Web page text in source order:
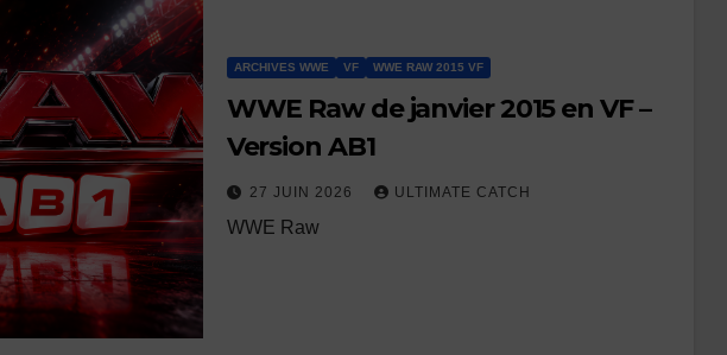
ARCHIVES WWE VF WWE RAW 2015 VF
WWE Raw de janvier 2015 en VF –
Version AB1
27 JUIN 2026 ULTIMATE CATCH
WWE Raw